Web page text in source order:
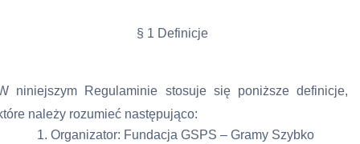
§ 1 Definicje
niniejszym Regulaminie stosuje się poniższe definicje,
należy rozumieć następująco:
Organizator: Fundacja GSPS – Gramy Szybko